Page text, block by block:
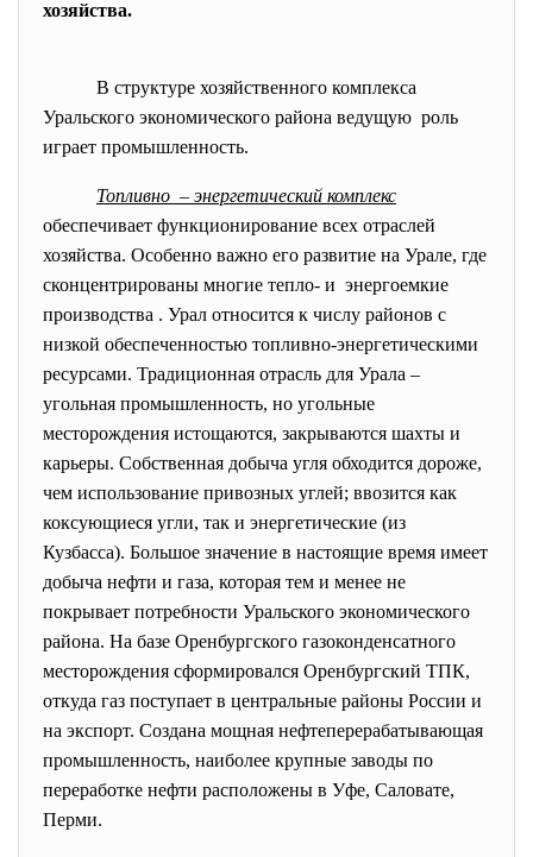
хозяйства.
В структуре хозяйственного комплекса
Уральского экономического района ведущую роль
играет промышленность.
Топливно – энергетический комплекс
обеспечивает функционирование всех отраслей
хозяйства. Особенно важно его развитие на Урале, где
сконцентрированы многие тепло- и энергоемкие
производства . Урал относится к числу районов с
низкой обеспеченностью топливно-энергетическими
ресурсами. Традиционная отрасль для Урала –
угольная промышленность, но угольные
месторождения истощаются, закрываются шахты и
карьеры. Собственная добыча угля обходится дороже,
чем использование привозных углей; ввозится как
коксующиеся угли, так и энергетические (из
Кузбасса). Большое значение в настоящие время имеет
добыча нефти и газа, которая тем и менее не
покрывает потребности Уральского экономического
района. На базе Оренбургского газоконденсатного
месторождения сформировался Оренбургский ТПК,
откуда газ поступает в центральные районы России и
на экспорт. Создана мощная нефтеперерабатывающая
промышленность, наиболее крупные заводы по
переработке нефти расположены в Уфе, Саловате,
Перми.